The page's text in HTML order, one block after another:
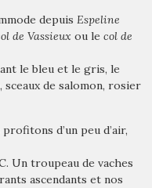
depuis Espeline
de Vassieux ou le col de
le bleu et le gris, le
de salomon, rosier
d’un peu d’air,
Un troupeau de vaches
ascendants et nos